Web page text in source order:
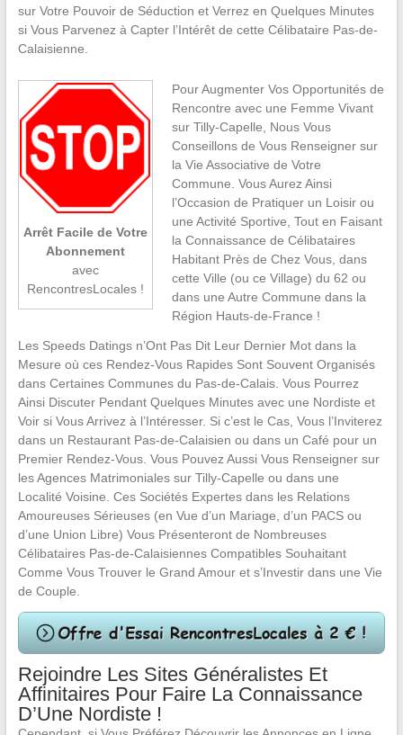
sur Votre Pouvoir de Séduction et Verrez en Quelques Minutes
si Vous Parvenez à Capter l’Intérêt de cette Célibataire Pas-de-
Calaisienne.
Arrêt Facile de Votre
Abonnement
avec
RencontresLocales !
Pour Augmenter Vos Opportunités de
Rencontre avec une Femme Vivant
sur Tilly-Capelle, Nous Vous
Conseillons de Vous Renseigner sur
la Vie Associative de Votre
Commune. Vous Aurez Ainsi
l’Occasion de Pratiquer un Loisir ou
une Activité Sportive, Tout en Faisant
la Connaissance de Célibataires
Habitant Près de Chez Vous, dans
cette Ville (ou ce Village) du 62 ou
dans une Autre Commune dans la
Région Hauts-de-France !
Les Speeds Datings n’Ont Pas Dit Leur Dernier Mot dans la
Mesure où ces Rendez-Vous Rapides Sont Souvent Organisés
dans Certaines Communes du Pas-de-Calais. Vous Pourrez
Ainsi Discuter Pendant Quelques Minutes avec une Nordiste et
Voir si Vous Arrivez à l’Intéresser. Si c’est le Cas, Vous l’Inviterez
dans un Restaurant Pas-de-Calaisien ou dans un Café pour un
Premier Rendez-Vous. Vous Pouvez Aussi Vous Renseigner sur
les Agences Matrimoniales sur Tilly-Capelle ou dans une
Localité Voisine. Ces Sociétés Expertes dans les Relations
Amoureuses Sérieuses (en Vue d’un Mariage, d’un PACS ou
d’une Union Libre) Vous Présenteront de Nombreuses
Célibataires Pas-de-Calaisiennes Compatibles Souhaitant
Comme Vous Trouver le Grand Amour et s’Investir dans une Vie
de Couple.
Rejoindre Les Sites Généralistes Et
Affinitaires Pour Faire La Connaissance
D’Une Nordiste !